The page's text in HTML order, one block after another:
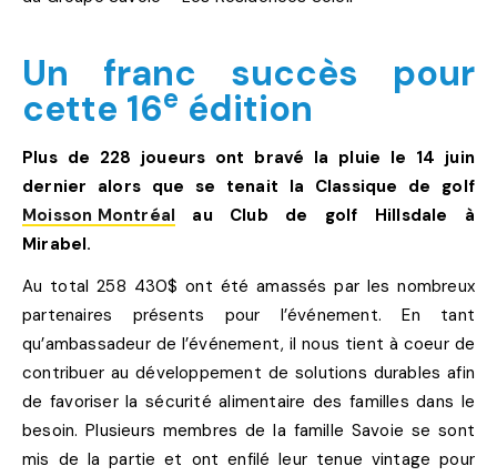
Un franc succès pour
cette 16e édition
Plus de 228 joueurs ont bravé la pluie le 14 juin
dernier alors que se tenait la Classique de golf
Moisson Montréal au Club de golf Hillsdale à
Mirabel.
Au total 258 430$ ont été amassés par les nombreux
partenaires présents pour l’événement. En tant
qu’ambassadeur de l’événement, il nous tient à coeur de
contribuer au développement de solutions durables afin
de favoriser la sécurité alimentaire des familles dans le
besoin. Plusieurs membres de la famille Savoie se sont
mis de la partie et ont enfilé leur tenue vintage pour